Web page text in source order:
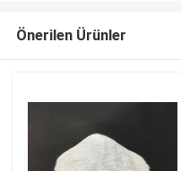
Önerilen Ürünler